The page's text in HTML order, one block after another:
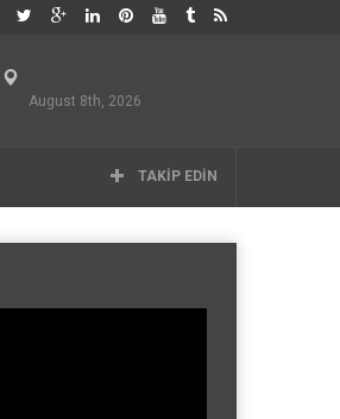
August 8th, 2026
TAKIP EDIN